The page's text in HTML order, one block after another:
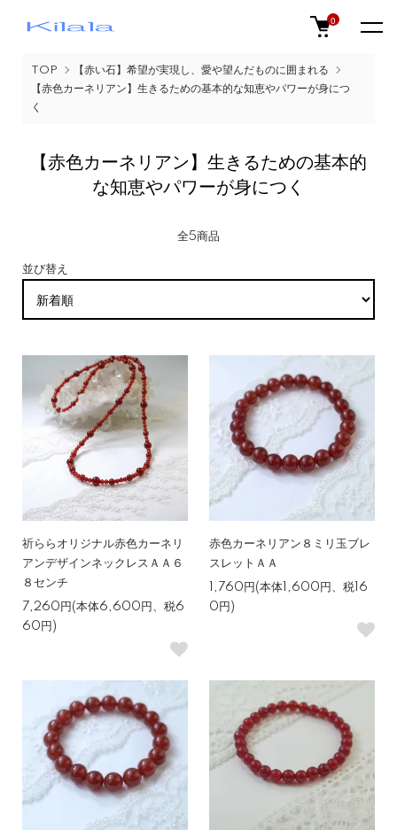
0
TOP
【赤い石】希望が実現し、愛や望んだものに囲まれる
【赤色カーネリアン】生きるための基本的な知恵やパワーが身につ
く
【赤色カーネリアン】生きるための基本的
な知恵やパワーが身につく
全5商品
並び替え
祈ららオリジナル赤色カーネリ
アンデザインネックレスＡＡ６
８センチ
7,260円(本体6,600円、税6
60円)
赤色カーネリアン８ミリ玉ブレ
スレットＡＡ
1,760円(本体1,600円、税16
0円)